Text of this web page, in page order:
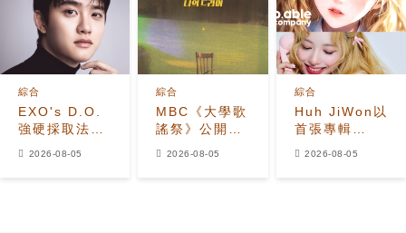
新陣容
進入最後兩集
EXO's D.O.
強硬採取法律
綜合
2026-08-05
MBC《大學歌
謠祭》公開
綜合
2026-08-05
Huh JiWon以
首張專輯
綜合
2026-08-05